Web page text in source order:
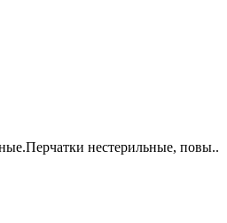
нестерильные, повы..